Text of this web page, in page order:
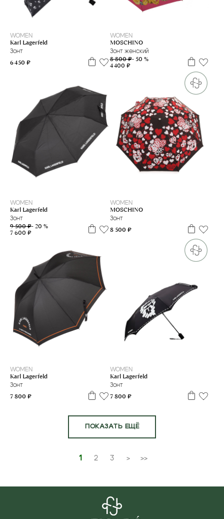
WOMEN
Karl Lagerfeld
Зонт
6 450 ₽
WOMEN
MOSCHINO
Зонт женский
8 800 ₽- 50 %
4 400 ₽
WOMEN
Karl Lagerfeld
Зонт
9 500 ₽- 20 %
7 600 ₽
WOMEN
MOSCHINO
Зонт
8 500 ₽
WOMEN
Karl Lagerfeld
Зонт
7 800 ₽
WOMEN
Karl Lagerfeld
Зонт
7 800 ₽
ПОКАЗАТЬ ЕЩЁ
1 2 3 > >>